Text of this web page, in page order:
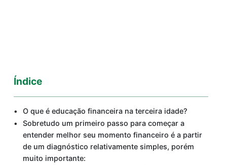
Índice
O que é educação financeira na terceira idade?
Sobretudo um primeiro passo para começar a
entender melhor seu momento financeiro é a partir
de um diagnóstico relativamente simples, porém
muito importante: